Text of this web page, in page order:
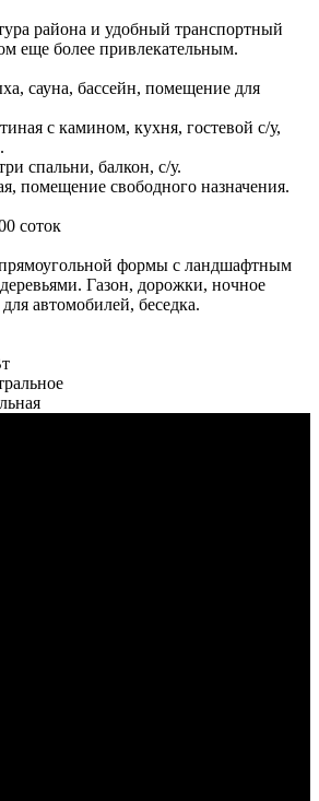
района и удобный транспортный
еще более привлекательным.
сауна, бассейн, помещение для
с камином, кухня, гостевой с/у,
спальни, балкон, с/у.
помещение свободного назначения.
соток
формы с ландшафтным
Газон, дорожки, ночное
автомобилей, беседка.